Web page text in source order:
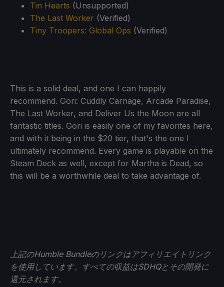
Tin Hearts (Unsupported)
The Last Worker (Verified)
Tiny Troopers: Global Ops (Verified)
This is a solid deal, and one I can happily
recommend. Gori: Cuddly Carnage, Arcade Paradise,
The Last Worker, and Deliver Us the Moon are all
fantastic titles. Gori is easily one of my favorites here,
and with it being in the $20 tier, that's the one I
ultimately recommend. Every game is playable on the
Steam Deck as well, except for Martha is Dead, so
this will be a worthwhile deal to take advantage of.
上記のHumble Bundleのリンクはアフィリエイトリンク
を使用しています。すべての収益はSDHQとその開発に
還元されます。